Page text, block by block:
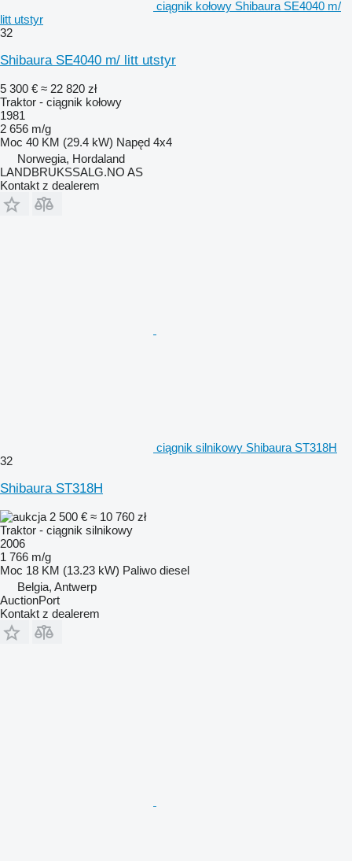
ciągnik kołowy Shibaura SE4040 m/
litt utstyr
32
Shibaura SE4040 m/ litt utstyr
5 300 € ≈ 22 820 zł
Traktor - ciągnik kołowy
1981
2 656 m/g
Moc 40 KM (29.4 kW) Napęd 4x4
Norwegia, Hordaland
LANDBRUKSSALG.NO AS
Kontakt z dealerem
ciągnik silnikowy Shibaura ST318H
32
Shibaura ST318H
2 500 € ≈ 10 760 zł
Traktor - ciągnik silnikowy
2006
1 766 m/g
Moc 18 KM (13.23 kW) Paliwo diesel
Belgia, Antwerp
AuctionPort
Kontakt z dealerem